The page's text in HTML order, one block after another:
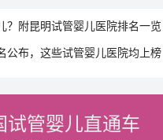
？附昆明试管婴儿医院排名一
公布，这些试管婴儿医院均上
试管婴儿直通车